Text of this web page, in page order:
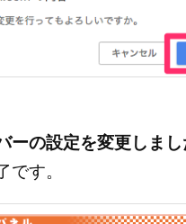
ーの設定を変更しまし
です。